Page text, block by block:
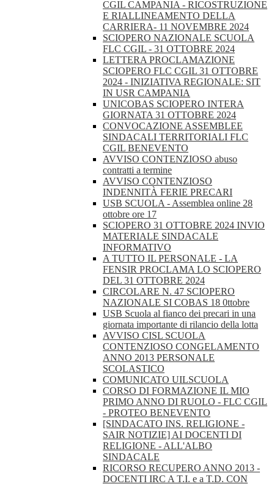
CGIL CAMPANIA - RICOSTRUZIONE
E RIALLINEAMENTO DELLA
CARRIERA- 11 NOVEMBRE 2024
SCIOPERO NAZIONALE SCUOLA
FLC CGIL - 31 OTTOBRE 2024
LETTERA PROCLAMAZIONE
SCIOPERO FLC CGIL 31 OTTOBRE
2024 - INIZIATIVA REGIONALE: SIT
IN USR CAMPANIA
UNICOBAS SCIOPERO INTERA
GIORNATA 31 OTTOBRE 2024
CONVOCAZIONE ASSEMBLEE
SINDACALI TERRITORIALI FLC
CGIL BENEVENTO
AVVISO CONTENZIOSO abuso
contratti a termine
AVVISO CONTENZIOSO
INDENNITÀ FERIE PRECARI
USB SCUOLA - Assemblea online 28
ottobre ore 17
SCIOPERO 31 OTTOBRE 2024 INVIO
MATERIALE SINDACALE
INFORMATIVO
A TUTTO IL PERSONALE - LA
FENSIR PROCLAMA LO SCIOPERO
DEL 31 OTTOBRE 2024
CIRCOLARE N. 47 SCIOPERO
NAZIONALE SI COBAS 18 0ttobre
USB Scuola al fianco dei precari in una
giornata importante di rilancio della lotta
AVVISO CISL SCUOLA
CONTENZIOSO CONGELAMENTO
ANNO 2013 PERSONALE
SCOLASTICO
COMUNICATO UILSCUOLA
CORSO DI FORMAZIONE IL MIO
PRIMO ANNO DI RUOLO - FLC CGIL
- PROTEO BENEVENTO
[SINDACATO INS. RELIGIONE -
SAIR NOTIZIE] AI DOCENTI DI
RELIGIONE - ALL'ALBO
SINDACALE
RICORSO RECUPERO ANNO 2013 -
DOCENTI IRC A T.I. e a T.D. CON